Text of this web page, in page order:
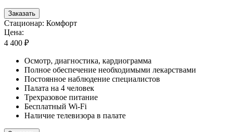
Заказать
Стационар: Комфорт
Цена:
4 400 ₽
Осмотр, диагностика, кардиограмма
Полное обеспечение необходимыми лекарствами
Постоянное наблюдение специалистов
Палата на 4 человек
Трехразовое питание
Бесплатный Wi-Fi
Наличие телевизора в палате